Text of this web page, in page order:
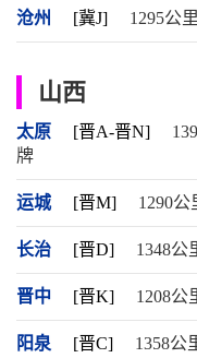
沧州 [冀J] 1295公
山西
太原 [晋A-晋N]
牌
运城 [晋M] 1290公
长治 [晋D] 1348公
晋中 [晋K] 1208公
阳泉 [晋C] 1358公